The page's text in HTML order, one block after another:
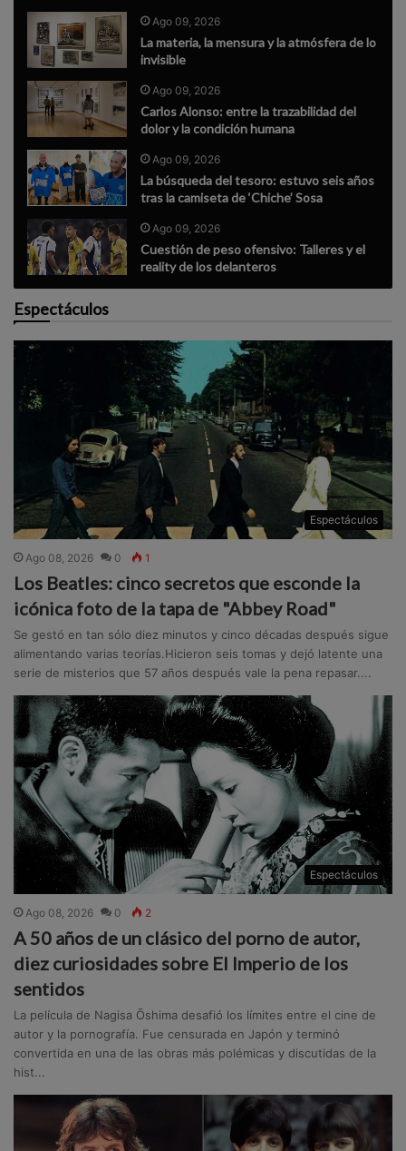
Ago 09, 2026
La materia, la mensura y la atmósfera de lo
invisible
Ago 09, 2026
Carlos Alonso: entre la trazabilidad del
dolor y la condición humana
Ago 09, 2026
La búsqueda del tesoro: estuvo seis años
tras la camiseta de ‘Chiche’ Sosa
Ago 09, 2026
Cuestión de peso ofensivo: Talleres y el
reality de los delanteros
Espectáculos
Espectáculos
Ago 08, 2026 0 1
Los Beatles: cinco secretos que esconde la
icónica foto de la tapa de "Abbey Road"
Se gestó en tan sólo diez minutos y cinco décadas después sigue
alimentando varias teorías.Hicieron seis tomas y dejó latente una
serie de misterios que 57 años después vale la pena repasar....
Espectáculos
Ago 08, 2026 0 2
A 50 años de un clásico del porno de autor,
diez curiosidades sobre El Imperio de los
sentidos
La película de Nagisa Ōshima desafió los límites entre el cine de
autor y la pornografía. Fue censurada en Japón y terminó
convertida en una de las obras más polémicas y discutidas de la
hist...